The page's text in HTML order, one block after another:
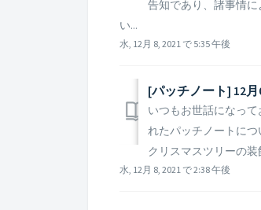
告知であり、諸事情
い...
水, 12月 8, 2021 で 5:35 午後
[パッチノート] 12
いつもお世話になっ
れたパッチノートに
クリスマスツリーの
水, 12月 8, 2021 で 2:38 午後